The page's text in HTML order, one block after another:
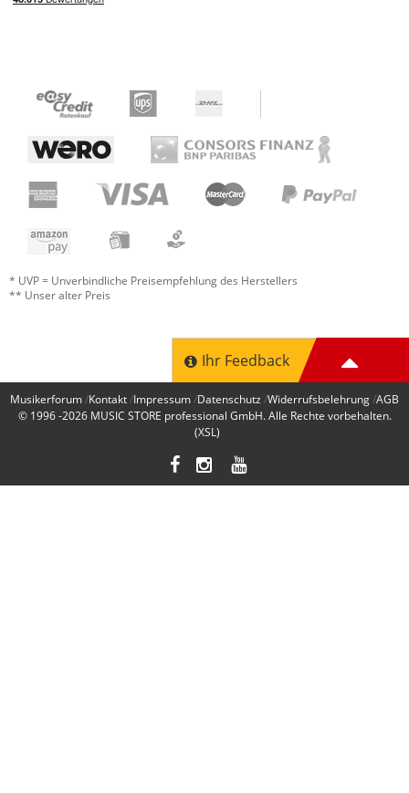
* UVP = Unverbindliche Preisempfehlung des Herstellers
** Unser alter Preis
Ihr Feedback
Musikerforum Kontakt Impressum Datenschutz Widerrufsbelehrung AGB
© 1996 -2026 MUSIC STORE professional GmbH. Alle Rechte vorbehalten.
(XSL)